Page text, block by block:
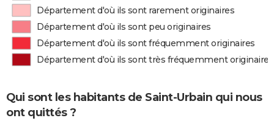
Département d'où ils sont rarement originaires
Département d'où ils sont peu originaires
Département d'où ils sont fréquemment originaires
Département d'où ils sont très fréquemment originaires
Qui sont les habitants de Saint-Urbain qui nous
ont quittés ?